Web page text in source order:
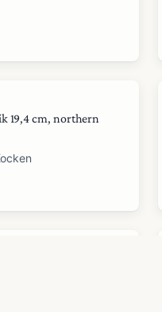
19,4 cm, northern